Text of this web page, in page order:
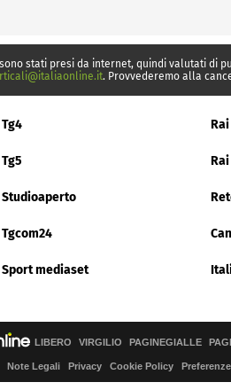
stati presi da internet, quindi valutati di
. Provvederemo alla
Tg4 Rai
Tg5 Rai
Studioaperto
Tgcom24
Sport mediaset
LIBERO VIRGILIO PAGINEGIALLE
Note Legali Privacy Cookie Policy